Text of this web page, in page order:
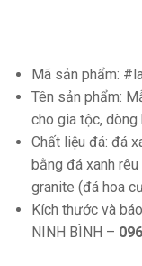
Mã sản phẩm:
Tên sản phẩm:
cho gia tộc, dòng
Chất liệu đá: đá
bằng đá xanh
granite (đá hoa
Kích thước và
NINH BÌNH –